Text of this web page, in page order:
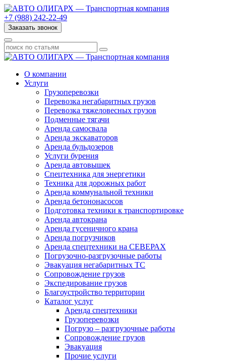
+7 (988) 242-22-49
Заказать звонок
О компании
Услуги
Грузоперевозки
Перевозка негабаритных грузов
Перевозка тяжеловесных грузов
Подменные тягачи
Аренда самосвала
Аренда экскаваторов
Аренда бульдозеров
Услуги бурения
Аренда автовышек
Спецтехника для энергетики
Техника для дорожных работ
Аренда коммунальной техники
Аренда бетононасосов
Подготовка техники к транспортировке
Аренда автокрана
Аренда гусеничного крана
Аренда погрузчиков
Аренда спецтехники на СЕВЕРАХ
Погрузочно-разгрузочные работы
Эвакуация негабаритных ТС
Сопровождение грузов
Экспедирование грузов
Благоустройство территории
Каталог услуг
Аренда спецтехники
Грузоперевозки
Погрузо – разгрузочные работы
Сопровождение грузов
Эвакуация
Прочие услуги